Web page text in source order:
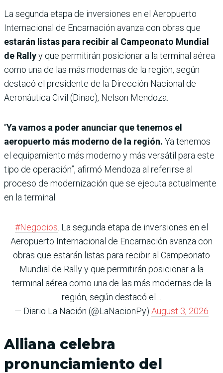
La segunda etapa de inversiones en el Aeropuerto
Internacional de Encarnación avanza con obras que
estarán listas para recibir al Campeonato Mundial
de Rallyy que permitirán posicionar a la terminal aérea
como una de las más modernas de la región, según
destacó el presidente de la Dirección Nacional de
Aeronáutica Civil (Dinac), Nelson Mendoza.
“Ya vamos a poder anunciar que tenemos el
aeropuerto más moderno de la región. Ya tenemos
el equipamiento más moderno y más versátil para este
tipo de operación”, afirmó Mendoza al referirse al
proceso de modernización que se ejecuta actualmente
en la terminal.
#Negocios . La segunda etapa de inversiones en el
Aeropuerto Internacional de Encarnación avanza con
obras que estarán listas para recibir al Campeonato
Mundial de Rally y que permitirán posicionar a la
terminal aérea como una de las más modernas de la
región, según destacó el…
— Diario La Nación (@LaNacionPy) August 3, 2026
Alliana celebra
pronunciamiento del